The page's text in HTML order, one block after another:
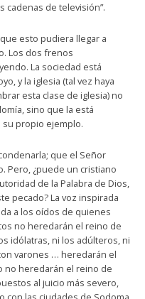
cadenas de televisión”.
esto pudiera llegar a
Los dos frenos
La sociedad está
y la iglesia (tal vez haya
esta clase de iglesia) no
sino que la está
propio ejemplo.
que el Señor
Pero, ¿puede un cristiano
de la Palabra de Dios,
pecado? La voz inspirada
a los oídos de quienes
no heredarán el reino de
idólatras, ni los adúlteros, ni
varones … heredarán el
no heredarán el reino de
al juicio más severo,